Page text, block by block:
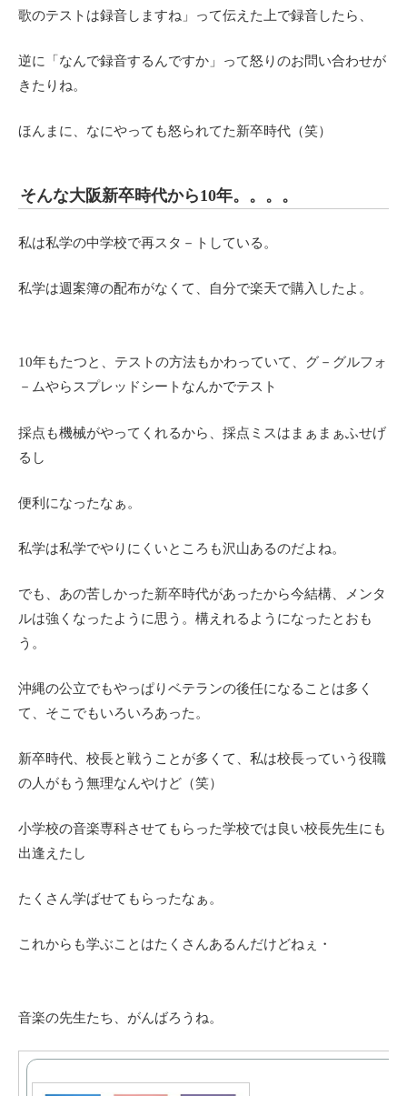
歌のテストは録音しますね」って伝えた上で録音したら、
逆に「なんで録音するんですか」って怒りのお問い合わせが
きたりね。
ほんまに、なにやっても怒られてた新卒時代（笑）
そんな大阪新卒時代から10年。。。。
私は私学の中学校で再スタ－トしている。
私学は週案簿の配布がなくて、自分で楽天で購入したよ。
10年もたつと、テストの方法もかわっていて、グ－グルフォ
－ムやらスプレッドシートなんかでテスト
採点も機械がやってくれるから、採点ミスはまぁまぁふせげ
るし
便利になったなぁ。
私学は私学でやりにくいところも沢山あるのだよね。
でも、あの苦しかった新卒時代があったから今結構、メンタ
ルは強くなったように思う。構えれるようになったとおも
う。
沖縄の公立でもやっぱりベテランの後任になることは多く
て、そこでもいろいろあった。
新卒時代、校長と戦うことが多くて、私は校長っていう役職
の人がもう無理なんやけど（笑）
小学校の音楽専科させてもらった学校では良い校長先生にも
出逢えたし
たくさん学ばせてもらったなぁ。
これからも学ぶことはたくさんあるんだけどねぇ・
音楽の先生たち、がんばろうね。